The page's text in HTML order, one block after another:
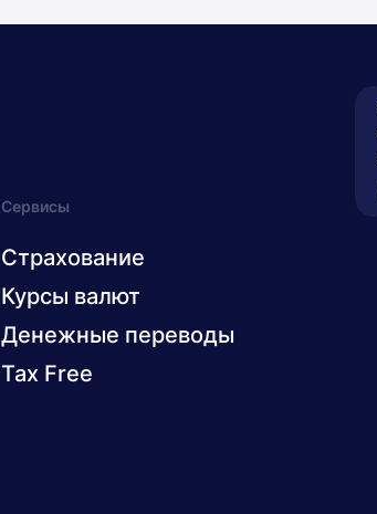
Сервисы
Страхование
Курсы валют
Денежные переводы
Tax Free